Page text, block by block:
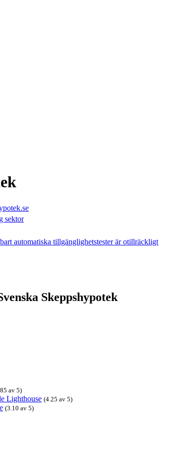
sektor
automatiska tillgänglighetstester är otillräckligt
Skeppshypotek
av 5)
Lighthouse (4.25 av 5)
(3.10 av 5)